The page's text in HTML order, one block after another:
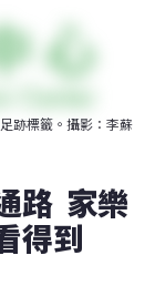
跡標籤。攝影：李蘇
路  家樂
得到